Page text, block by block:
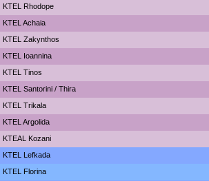
KTEL Rhodope
KTEL Achaia
KTEL Zakynthos
KTEL Ioannina
KTEL Tinos
KTEL Santorini / Thira
ΚΤΕL Τrikala
KTEL Argolida
KTEAL Kozani
KTEL Lefkada
KTEL Florina